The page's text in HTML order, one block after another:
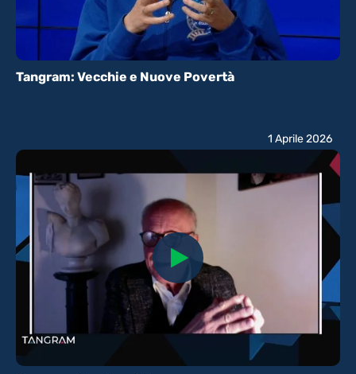
Tangram: Vecchie e Nuove Povertà
1 Aprile 2026